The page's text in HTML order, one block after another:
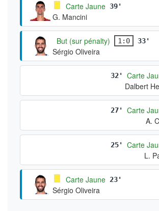
Carte Jaune 39'
G. Mancini
But (sur pénalty) 1:0 33'
Sérgio Oliveira
32'
Carte
Dalbert
27'
Carte
A.
25'
Carte
L.
Carte Jaune 23'
Sérgio Oliveira